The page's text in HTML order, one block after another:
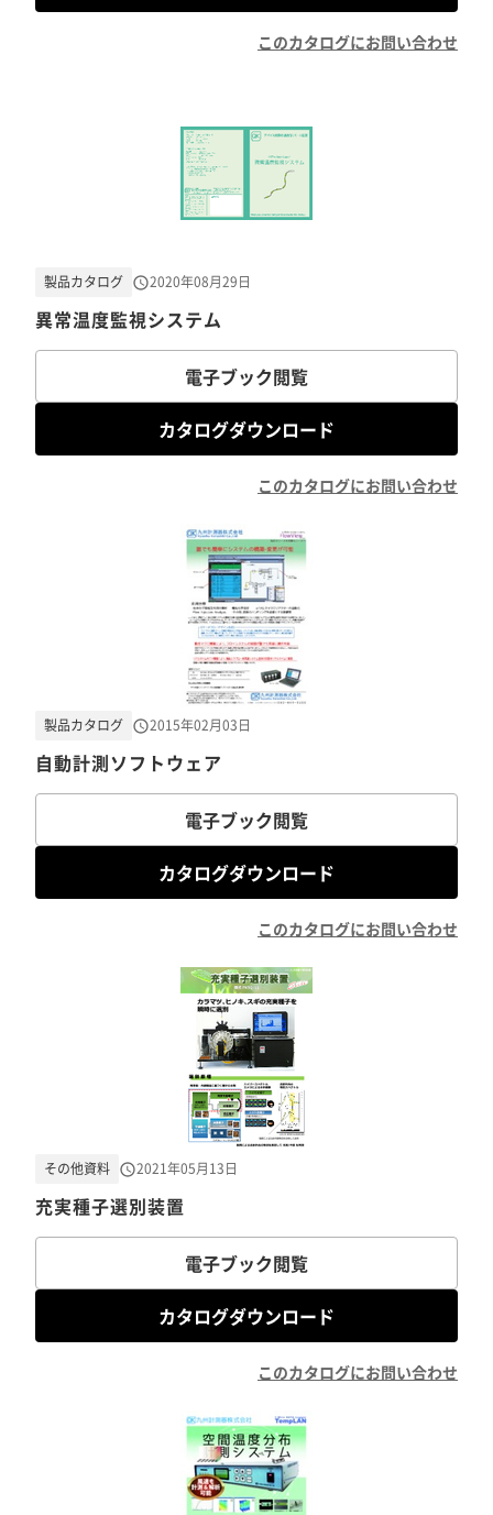
このカタログにお問い合わせ
異常温度監視システム
製品カタログ 2020年08月29日
電子ブック閲覧
カタログダウンロード
このカタログにお問い合わせ
自動計測ソフトウェア
製品カタログ 2015年02月03日
電子ブック閲覧
カタログダウンロード
このカタログにお問い合わせ
充実種子選別装置
その他資料 2021年05月13日
電子ブック閲覧
カタログダウンロード
このカタログにお問い合わせ